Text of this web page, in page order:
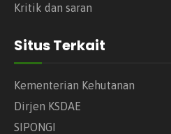
Kritik dan saran
Situs Terkait
Kementerian Kehutanan
Dirjen KSDAE
SIPONGI